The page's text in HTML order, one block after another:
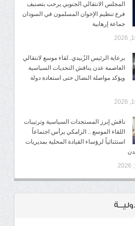
المجلس الانتقالي الجنوبي يرحب بتصنيف
فرع تنظيم الإخوان المسلمون في السودان
جماعة إرهابية
برعاية الرئيس الزُبيدي..لقاء موسع لانتقالي
العاصمة عدن يناقش التحديات السياسية
ويؤكد مواصلة النضال حتى استعادة دولة
ناقش إبرز المستجدات السياسية وترتيبات
اللقاء الموسع .. الزامكي يرأس اجتماعاً
استثنائياً لرؤساء القيادة المحلية بمديريات